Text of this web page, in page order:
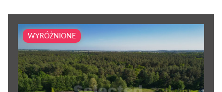
WYRÓŻNIONE